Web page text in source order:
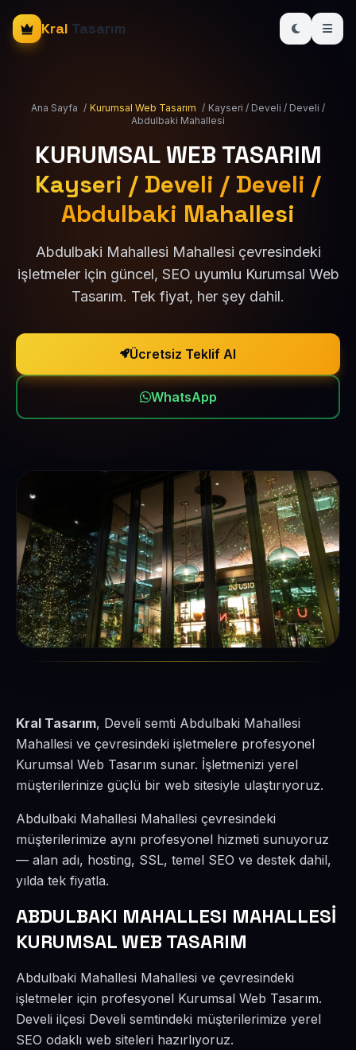
Kral Tasarım
Ana Sayfa / Kurumsal Web Tasarım / Kayseri / Develi / Develi /
Abdulbaki Mahallesi
KURUMSAL WEB TASARIM
Kayseri / Develi / Develi /
Abdulbaki Mahallesi
Abdulbaki Mahallesi Mahallesi çevresindeki
işletmeler için güncel, SEO uyumlu Kurumsal Web
Tasarım. Tek fiyat, her şey dahil.
Ücretsiz Teklif Al
WhatsApp
Kral Tasarım, Develi semti Abdulbaki Mahallesi
Mahallesi ve çevresindeki işletmelere profesyonel
Kurumsal Web Tasarım sunar. İşletmenizi yerel
müşterilerinize güçlü bir web sitesiyle ulaştırıyoruz.
Abdulbaki Mahallesi Mahallesi çevresindeki
müşterilerimize aynı profesyonel hizmeti sunuyoruz
— alan adı, hosting, SSL, temel SEO ve destek dahil,
yılda tek fiyatla.
ABDULBAKI MAHALLESI MAHALLESİ
KURUMSAL WEB TASARIM
Abdulbaki Mahallesi Mahallesi ve çevresindeki
işletmeler için profesyonel Kurumsal Web Tasarım.
Develi ilçesi Develi semtindeki müşterilerimize yerel
SEO odaklı web siteleri hazırlıyoruz.